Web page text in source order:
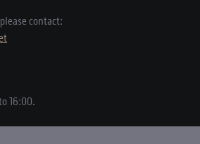
contact:
16:00.